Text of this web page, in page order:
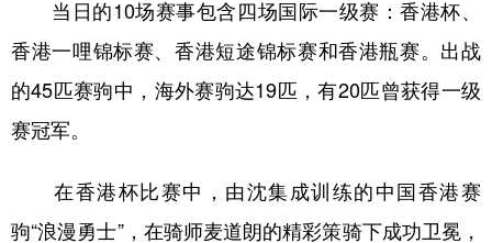
地方频道
北京 天津 河北 山西
山东 河南 湖北 湖南
当日的10场赛事包含四场国际一级赛：香港杯、
香港一哩锦标赛、香港短途锦标赛和香港瓶赛。出战
的45匹赛驹中，海外赛驹达19匹，有20匹曾获得一级
赛冠军。
在香港杯比赛中，由沈集成训练的中国香港赛
驹“浪漫勇士”，在骑师麦道朗的精彩策骑下成功卫冕，